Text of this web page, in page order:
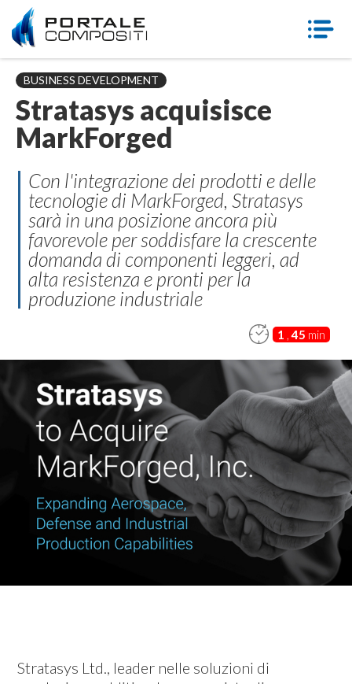
BUSINESS DEVELOPMENT
Stratasys acquisisce
MarkForged
Con l'integrazione dei prodotti e delle
tecnologie di MarkForged, Stratasys
sarà in una posizione ancora più
favorevole per soddisfare la crescente
domanda di componenti leggeri, ad
alta resistenza e pronti per la
produzione industriale
1 ,45 min
Stratasys Ltd., leader nelle soluzioni di